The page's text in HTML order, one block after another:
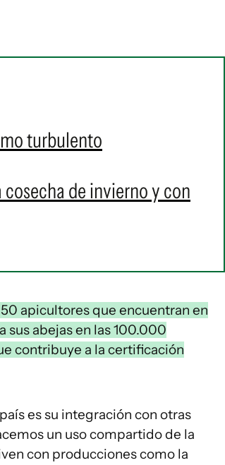
turbulento
cosecha de invierno y con
apicultores que encuentran en
abejas en las 100.000
contribuye a la certificación
es su integración con otras
un uso compartido de la
con producciones como la